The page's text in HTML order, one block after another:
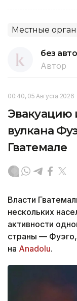
Местные
без
Автор
00:40, 05 Августа 2026
Эвакуацию
вулкана
Гватемале
Власти
нескольких
активности
страны —
на Anadolu.